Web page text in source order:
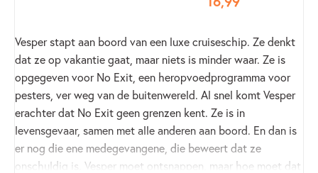
Vesper stapt aan boord van een luxe cruiseschip. Ze denkt
dat ze op vakantie gaat, maar niets is minder waar. Ze is
opgegeven voor No Exit, een heropvoedprogramma voor
pesters, ver weg van de buitenwereld. Al snel komt Vesper
erachter dat No Exit geen grenzen kent. Ze is in
levensgevaar, samen met alle anderen aan boord. En dan is
er nog die ene medegevangene, die beweert dat ze
onschuldig is. Vesper moet ontsnappen, maar hoe moet dat